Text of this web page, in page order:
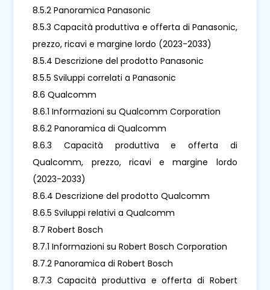
8.5.2 Panoramica Panasonic
8.5.3 Capacità produttiva e offerta di Panasonic,
prezzo, ricavi e margine lordo (2023-2033)
8.5.4 Descrizione del prodotto Panasonic
8.5.5 Sviluppi correlati a Panasonic
8.6 Qualcomm
8.6.1 Informazioni su Qualcomm Corporation
8.6.2 Panoramica di Qualcomm
8.6.3 Capacità produttiva e offerta di
Qualcomm, prezzo, ricavi e margine lordo
(2023-2033)
8.6.4 Descrizione del prodotto Qualcomm
8.6.5 Sviluppi relativi a Qualcomm
8.7 Robert Bosch
8.7.1 Informazioni su Robert Bosch Corporation
8.7.2 Panoramica di Robert Bosch
8.7.3 Capacità produttiva e offerta di Robert